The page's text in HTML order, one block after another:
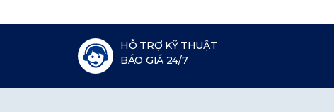
HỖ TRỢ KỸ THUẬT
BÁO GIÁ 24/7